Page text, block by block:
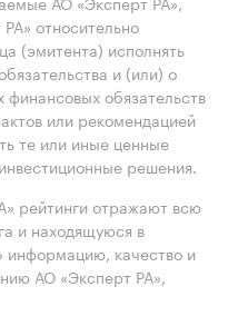
относительно
(эмитента) исполнять
и (или) о
обязательств
или рекомендацией
те или иные ценные
решения.
рейтинги отражают всю
и находящуюся в
информацию, качество и
АО «Эксперт РА»,